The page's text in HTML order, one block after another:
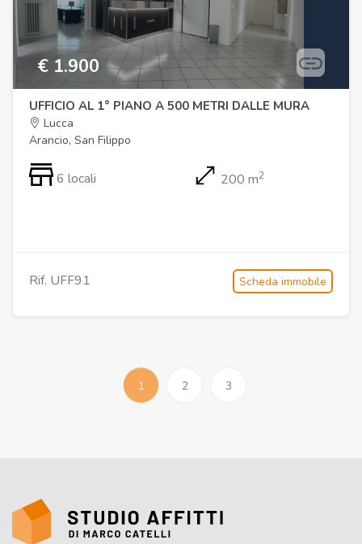
€ 1.900
UFFICIO AL 1° PIANO A 500 METRI DALLE MURA
Lucca
Arancio, San Filippo
6 locali 200 m2
Rif. UFF91 Scheda immobile
1 2 3